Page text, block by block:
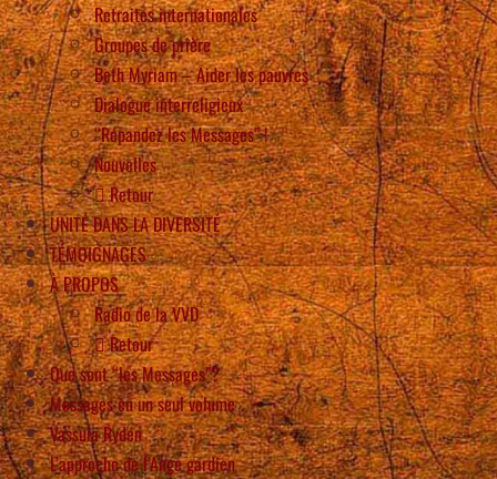
Retraites internationales
Groupes de prière
Beth Myriam – Aider les pauvres
Dialogue interreligieux
“Répandez les Messages” !
Nouvelles
Retour
UNITÉ DANS LA DIVERSITÉ
TÉMOIGNAGES
À PROPOS
Radio de la VVD
Retour
Que sont “les Messages”?
Messages en un seul volume
Vassula Rydén
L’approche de l’Ange gardien